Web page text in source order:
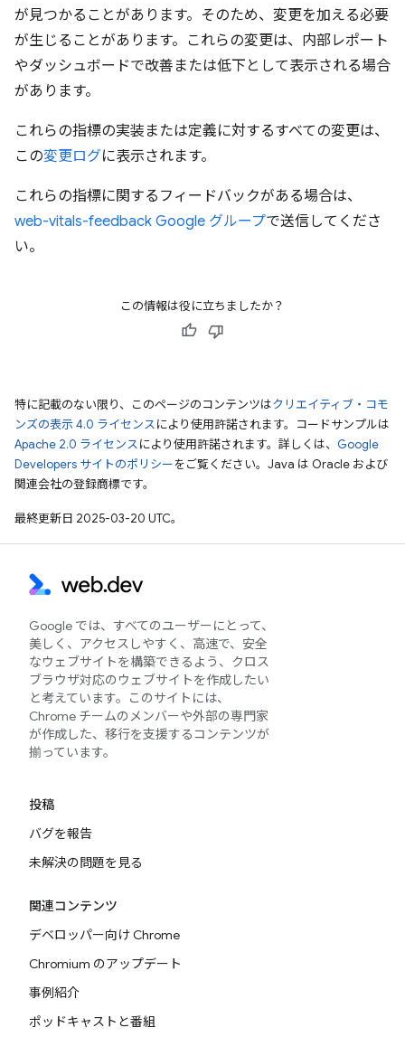
が見つかることがあります。そのため、変更を加える必要
が生じることがあります。これらの変更は、内部レポート
やダッシュボードで改善または低下として表示される場合
があります。
これらの指標の実装または定義に対するすべての変更は、
この変更ログに表示されます。
これらの指標に関するフィードバックがある場合は、
web-vitals-feedback Google グループで送信してくださ
い。
この情報は役に立ちましたか？
特に記載のない限り、このページのコンテンツはクリエイティブ・コモ
ンズの表示 4.0 ライセンスにより使用許諾されます。コードサンプルは
Apache 2.0 ライセンスにより使用許諾されます。詳しくは、 Google
Developers サイトのポリシーをご覧ください。Java は Oracle および
関連会社の登録商標です。
最終更新日 2025-03-20 UTC。
Google では、すべてのユーザーにとって、
美しく、アクセスしやすく、高速で、安全
なウェブサイトを構築できるよう、クロス
ブラウザ対応のウェブサイトを作成したい
と考えています。このサイトには、
Chrome チームのメンバーや外部の専門家
が作成した、移行を支援するコンテンツが
揃っています。
投稿
バグを報告
未解決の問題を見る
関連コンテンツ
デベロッパー向け Chrome
Chromium のアップデート
事例紹介
ポッドキャストと番組